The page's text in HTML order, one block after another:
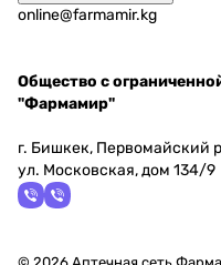
online@farmamir.kg
Общество с
"Фармамир"
г. Бишкек, Первомайский
ул. Московская, дом 134/9